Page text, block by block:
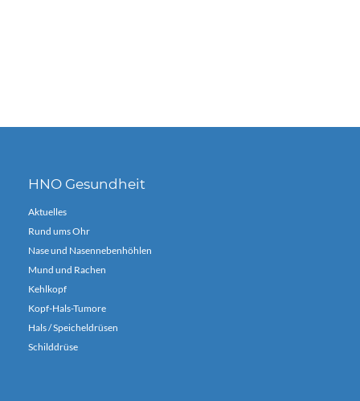
HNO Gesundheit
Aktuelles
Rund ums Ohr
Nase und Nasennebenhöhlen
Mund und Rachen
Kehlkopf
Kopf-Hals-Tumore
Hals / Speicheldrüsen
Schilddrüse